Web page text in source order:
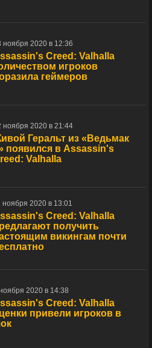
ноября 2020 в 12:36
Creed: Valhalla
игроков
геймеров
ноября 2020 в 21:44
Геральт из «Ведьмак
появился в Assassin's
Valhalla
ноября 2020 в 13:01
Creed: Valhalla
получить
викингам почти
2020 в 14:38
Creed: Valhalla
привели игроков в